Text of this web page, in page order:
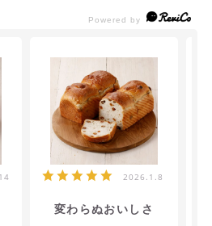
2026.1.8
変わらぬおいしさ